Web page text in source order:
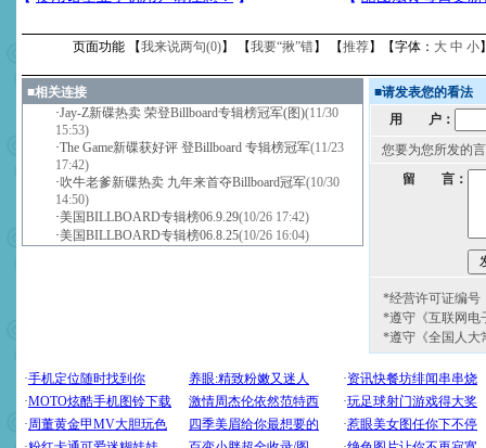
页面功能 【我来说两句(0)】 【我要“揪”错】 【推荐】【字体： 大 中 小
■相关连接
·Jay-Z新碟热卖 荣登Billboard专辑榜冠军(图)(11/30
15:53)
·The Game新碟获好评 登Billboard 专辑榜冠军(11/23
17:42)
·吹牛老爹新碟热卖 九年来首夺Billboard冠军(10/30
14:50)
·美国BILLBOARD专辑榜06.9.29(10/26 17:42)
·美国BILLBOARD专辑榜06.8.25(10/26 16:04)
■请发表您的看法
用 户：
您要为您所发的
留 言：
*经营许可证编号
*遵守《互联网电
*遵守《全国人大
[圣诞节]圣诞节到了，想想
你太多，只有给你五千万
要平安！千万要知足！千